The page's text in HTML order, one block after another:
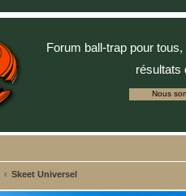
Forum ball-trap pour
résultats
Nous
Skeet Universel